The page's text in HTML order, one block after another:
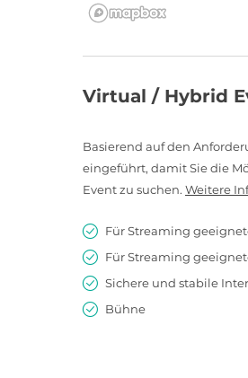
Virtual / Hybrid
Basierend auf den
eingeführt, damit Sie die
Event zu suchen. Weitere
Für Streaming
Für Streaming
Sichere und stabile
Bühne